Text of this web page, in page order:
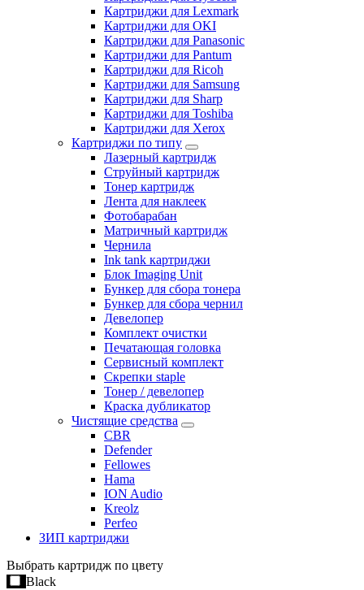
Картриджи для Lexmark
Картриджи для OKI
Картриджи для Panasonic
Картриджи для Pantum
Картриджи для Ricoh
Картриджи для Samsung
Картриджи для Sharp
Картриджи для Toshiba
Картриджи для Xerox
Картриджи по типу
Лазерный картридж
Струйный картридж
Тонер картридж
Лента для наклеек
Фотобарабан
Матричный картридж
Чернила
Ink tank картриджи
Блок Imaging Unit
Бункер для сбора тонера
Бункер для сбора чернил
Девелопер
Комплект очистки
Печатающая головка
Сервисный комплект
Скрепки staple
Тонер / девелопер
Краска дубликатор
Чистящие средства
CBR
Defender
Fellowes
Hama
ION Audio
Kreolz
Perfeo
ЗИП картриджи
Выбрать картридж по цвету
Black